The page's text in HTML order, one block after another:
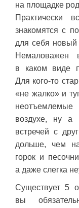
на площадке
Практически
знакомятся с
для себя новый
Немаловажен
в каком виде
Для кого-то
«не жалко» и
воздухе, ну а
встречей с
дольше, чем
горок и
а даже слегка
Существует 5
вы